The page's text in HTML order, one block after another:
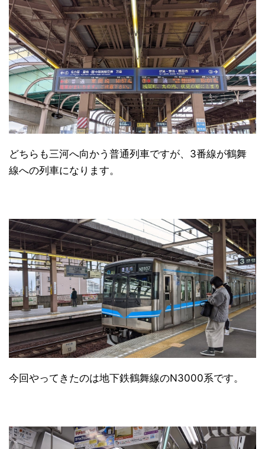
どちらも三河へ向かう普通列車ですが、3番線が鶴舞
線への列車になります。
今回やってきたのは地下鉄鶴舞線のN3000系です。